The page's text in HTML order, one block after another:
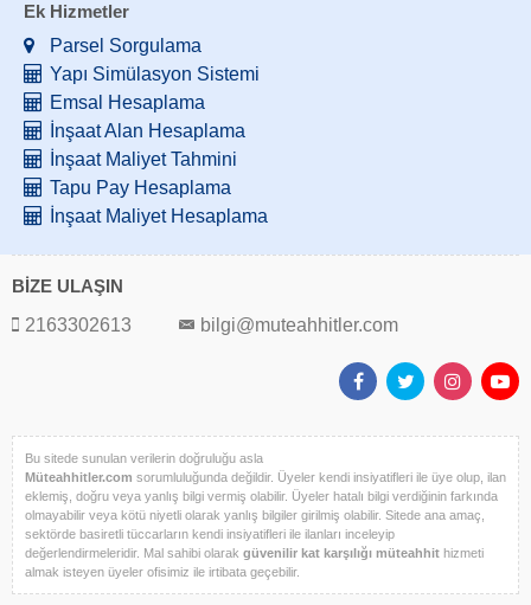
Ek Hizmetler
Parsel Sorgulama
Yapı Simülasyon Sistemi
Emsal Hesaplama
İnşaat Alan Hesaplama
İnşaat Maliyet Tahmini
Tapu Pay Hesaplama
İnşaat Maliyet Hesaplama
BİZE ULAŞIN
2163302613
bilgi@muteahhitler.com
Bu sitede sunulan verilerin doğruluğu asla
Müteahhitler.com sorumluluğunda değildir. Üyeler kendi insiyatifleri ile üye olup, ilan
eklemiş, doğru veya yanlış bilgi vermiş olabilir. Üyeler hatalı bilgi verdiğinin farkında
olmayabilir veya kötü niyetli olarak yanlış bilgiler girilmiş olabilir. Sitede ana amaç,
sektörde basiretli tüccarların kendi insiyatifleri ile ilanları inceleyip
değerlendirmeleridir. Mal sahibi olarak güvenilir kat karşılığı müteahhit hizmeti
almak isteyen üyeler ofisimiz ile irtibata geçebilir.